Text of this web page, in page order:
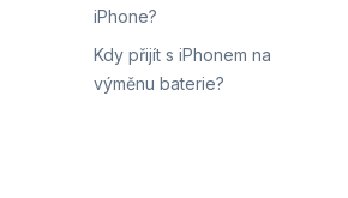
iPhone?
Kdy přijít s iPhonem na
výměnu baterie?